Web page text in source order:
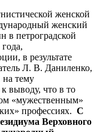
женской
женский
в петроградской
в результате
Л. В. Даниленко,
на тему
выводу, что в то
«мужественным»
профессиях. С
Верховного